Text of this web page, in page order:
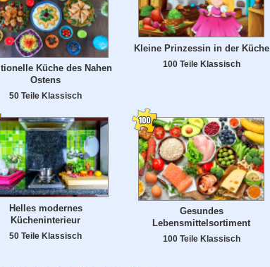
Küche des Nahen
Ostens
50 Teile Klassisch
Kleine Prinzessin in der Küche
100 Teile Klassisch
Helles modernes
Kücheninterieur
50 Teile Klassisch
Gesundes
Lebensmittelsortiment
100 Teile Klassisch